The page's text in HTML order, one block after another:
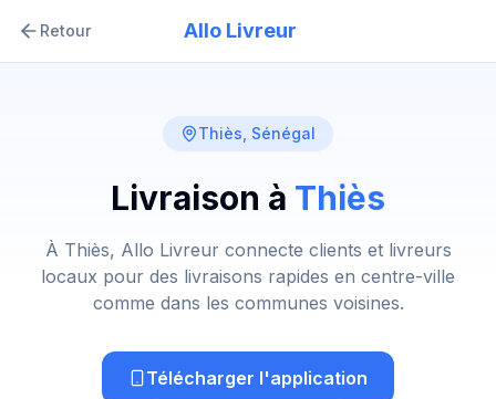
Retour Allo Livreur
Thiès , Sénégal
Livraison à Thiès
À Thiès, Allo Livreur connecte clients et livreurs
locaux pour des livraisons rapides en centre-ville
comme dans les communes voisines.
Télécharger l'application